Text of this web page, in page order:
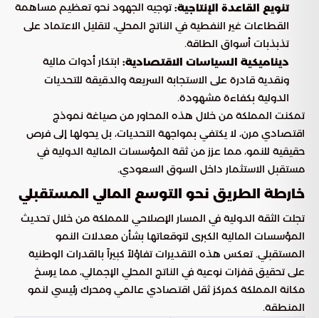
تنويع القاعدة الإنتاجية:توجيه الجهود نحو تعظيم مساهمة
القطاعات غير النفطية في الناتج المحلي، لتقليل الاعتماد على
تذبذبات أسواق الطاقة.
ديناميكية السياسات الاقتصادية: ابتكار أدوات مالية
ونقدية قادرة على الاستجابة السريعة والدقيقة للتحديات
الدولية بكفاءة مشهودة.
تمكنت المملكة من خلال هذه المحاور من صياغة نموذج
اقتصادي مرن، لا يكتفي بمواجهة التحديات، بل يحولها إلى فرص
حقيقية للنمو، مما عزز من ثقة المؤسسات المالية الدولية في
مستقبل الاستثمار داخل السوق السعودي.
خارطة الطريق نحو التوسع المالي المستقبلي
تجلت الثقة الدولية في المسار الإصلاحي للمملكة من خلال تحديث
المؤسسات المالية الكبرى لتوقعاتها بشأن معدلات النمو
المستقبلي. تعكس هذه التقديرات تفاؤلاً كبيراً بالقدرات الوطنية
على تحقيق قفزات نوعية في الناتج المحلي الإجمالي، مما يرسخ
مكانة المملكة كمركز ثقل اقتصادي عالمي ومحرك رئيسي لنمو
المنطقة.